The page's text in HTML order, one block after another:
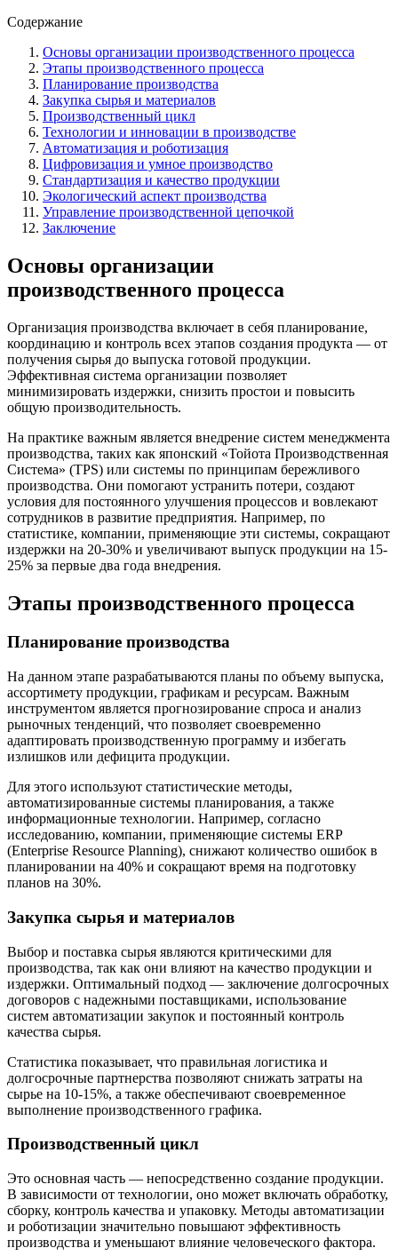
Содержание
Основы организации производственного процесса
Этапы производственного процесса
Планирование производства
Закупка сырья и материалов
Производственный цикл
Технологии и инновации в производстве
Автоматизация и роботизация
Цифровизация и умное производство
Стандартизация и качество продукции
Экологический аспект производства
Управление производственной цепочкой
Заключение
Основы организации
производственного процесса
Организация производства включает в себя планирование,
координацию и контроль всех этапов создания продукта — от
получения сырья до выпуска готовой продукции.
Эффективная система организации позволяет
минимизировать издержки, снизить простои и повысить
общую производительность.
На практике важным является внедрение систем менеджмента
производства, таких как японский «Тойота Производственная
Система» (TPS) или системы по принципам бережливого
производства. Они помогают устранить потери, создают
условия для постоянного улучшения процессов и вовлекают
сотрудников в развитие предприятия. Например, по
статистике, компании, применяющие эти системы, сокращают
издержки на 20-30% и увеличивают выпуск продукции на 15-
25% за первые два года внедрения.
Этапы производственного процесса
Планирование производства
На данном этапе разрабатываются планы по объему выпуска,
ассортимету продукции, графикам и ресурсам. Важным
инструментом является прогнозирование спроса и анализ
рыночных тенденций, что позволяет своевременно
адаптировать производственную программу и избегать
излишков или дефицита продукции.
Для этого используют статистические методы,
автоматизированные системы планирования, а также
информационные технологии. Например, согласно
исследованию, компании, применяющие системы ERP
(Enterprise Resource Planning), снижают количество ошибок в
планировании на 40% и сокращают время на подготовку
планов на 30%.
Закупка сырья и материалов
Выбор и поставка сырья являются критическими для
производства, так как они влияют на качество продукции и
издержки. Оптимальный подход — заключение долгосрочных
договоров с надежными поставщиками, использование
систем автоматизации закупок и постоянный контроль
качества сырья.
Статистика показывает, что правильная логистика и
долгосрочные партнерства позволяют снижать затраты на
сырье на 10-15%, а также обеспечивают своевременное
выполнение производственного графика.
Производственный цикл
Это основная часть — непосредственно создание продукции.
В зависимости от технологии, оно может включать обработку,
сборку, контроль качества и упаковку. Методы автоматизации
и роботизации значительно повышают эффективность
производства и уменьшают влияние человеческого фактора.